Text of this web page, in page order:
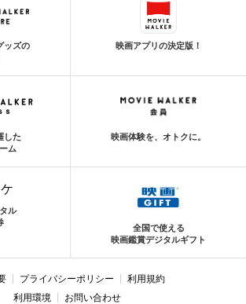
ッズの
映画アプリの決定版！
した
ム
映画体験を、オトクに。
ル
全国で使える
映画鑑賞デジタルギフト
プライバシーポリシー
利用規約
利用環境
お問い合わせ